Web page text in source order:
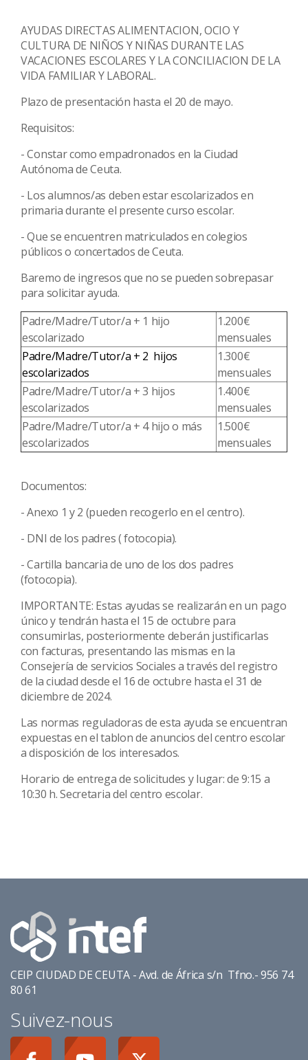
AYUDAS DIRECTAS ALIMENTACION, OCIO Y
CULTURA DE NIÑOS Y NIÑAS DURANTE LAS
VACACIONES ESCOLARES Y LA CONCILIACION DE LA
VIDA FAMILIAR Y LABORAL.
Plazo de presentación hasta el 20 de mayo.
Requisitos:
- Constar como empadronados en la Ciudad
Autónoma de Ceuta.
- Los alumnos/as deben estar escolarizados en
primaria durante el presente curso escolar.
- Que se encuentren matriculados en colegios
públicos o concertados de Ceuta.
Baremo de ingresos que no se pueden sobrepasar
para solicitar ayuda.
Padre/Madre/Tutor/a + 1 hijo
escolarizado
1.200€
mensuales
Padre/Madre/Tutor/a + 2 hijos
escolarizados
1.300€
mensuales
Padre/Madre/Tutor/a + 3 hijos
escolarizados
1.400€
mensuales
Padre/Madre/Tutor/a + 4 hijo o más
escolarizados
1.500€
mensuales
Documentos:
- Anexo 1 y 2 (pueden recogerlo en el centro).
- DNI de los padres ( fotocopia).
- Cartilla bancaria de uno de los dos padres
(fotocopia).
IMPORTANTE: Estas ayudas se realizarán en un pago
único y tendrán hasta el 15 de octubre para
consumirlas, posteriormente deberán justificarlas
con facturas, presentando las mismas en la
Consejería de servicios Sociales a través del registro
de la ciudad desde el 16 de octubre hasta el 31 de
diciembre de 2024.
Las normas reguladoras de esta ayuda se encuentran
expuestas en el tablon de anuncios del centro escolar
a disposición de los interesados.
Horario de entrega de solicitudes y lugar: de 9:15 a
10:30 h. Secretaria del centro escolar.
CEIP CIUDAD DE CEUTA - Avd. de África s/n Tfno.- 956 74
80 61
Suivez-nous